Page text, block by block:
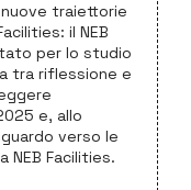
traiettorie
il NEB
per lo studio
tra riflessione e
e, allo
verso le
NEB Facilities.